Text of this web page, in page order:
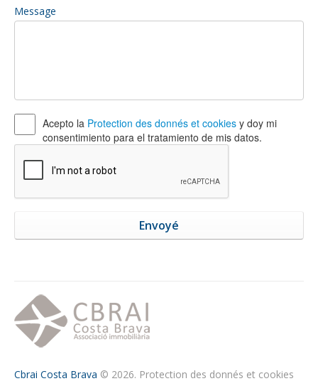
Message
Acepto la Protection des donnés et cookies
consentimiento para el tratamiento de mis datos.
Cbrai Costa Brava © 2026. Protection des donnés et cookies